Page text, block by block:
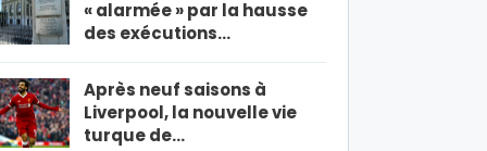
« alarmée » par la hausse
des exécutions…
Après neuf saisons à
Liverpool, la nouvelle vie
turque de…